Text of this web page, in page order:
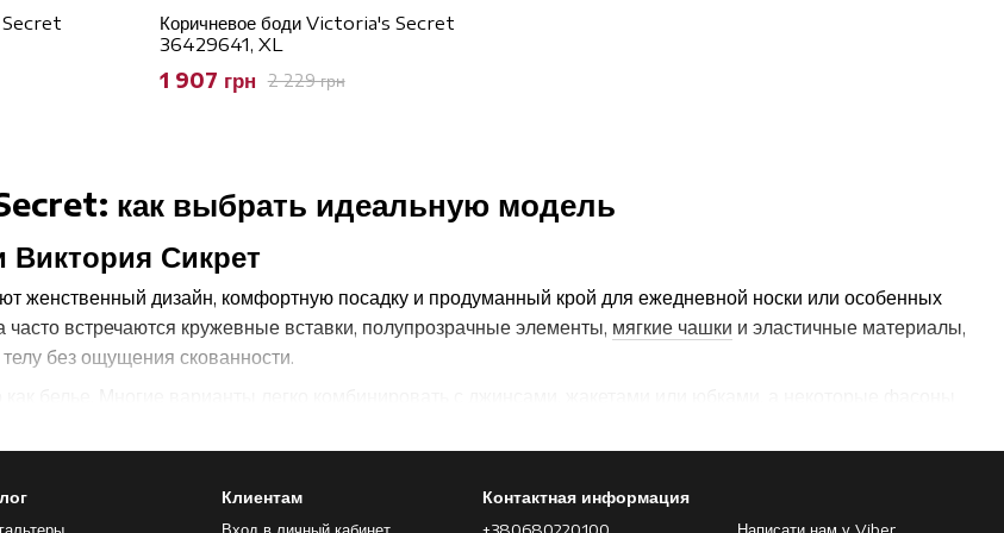
как выбрать идеальную модель
Виктория Сикрет
женственный дизайн, комфортную посадку и продуманный крой для ежедневной носки или особенных
часто встречаются кружевные вставки, полупрозрачные элементы, мягкие чашки и эластичные материалы,
без ощущения скованности.
Secret
Коричневое боди Victoria's Secret
36429641, XL
2 229 грн
1 907 грн
Клиентам Контактная информация